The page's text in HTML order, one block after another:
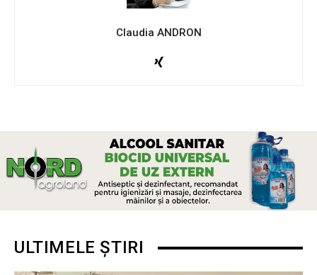
Claudia ANDRON
ULTIMELE ȘTIRI